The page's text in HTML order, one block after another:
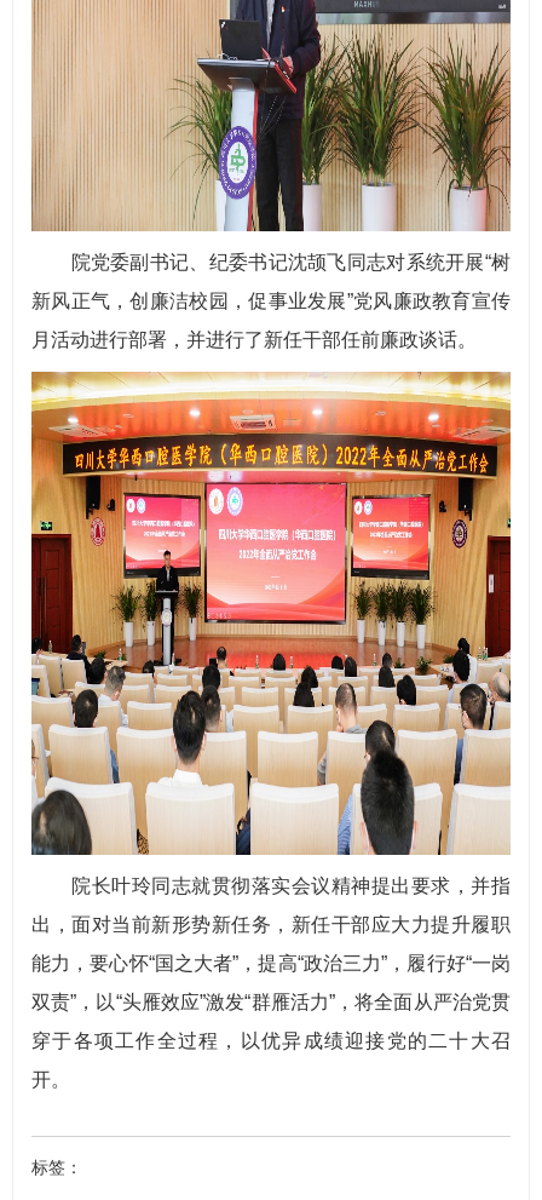
院党委副书记、纪委书记沈颉飞同志对系统开展“树
新风正气，创廉洁校园，促事业发展”党风廉政教育宣传
月活动进行部署，并进行了新任干部任前廉政谈话。
院长叶玲同志就贯彻落实会议精神提出要求，并指
出，面对当前新形势新任务，新任干部应大力提升履职
能力，要心怀“国之大者”，提高“政治三力”，履行好“一岗
双责”，以“头雁效应”激发“群雁活力”，将全面从严治党贯
穿于各项工作全过程，以优异成绩迎接党的二十大召
开。
标签：